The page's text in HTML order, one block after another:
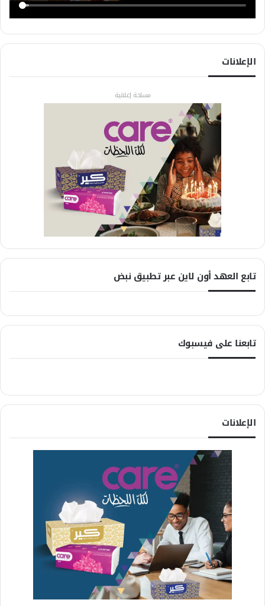
الإعلانات
مساحة إعلانية
تابع العهد أون لاين عبر تطبيق نبض
تابعنا على فيسبوك
الإعلانات